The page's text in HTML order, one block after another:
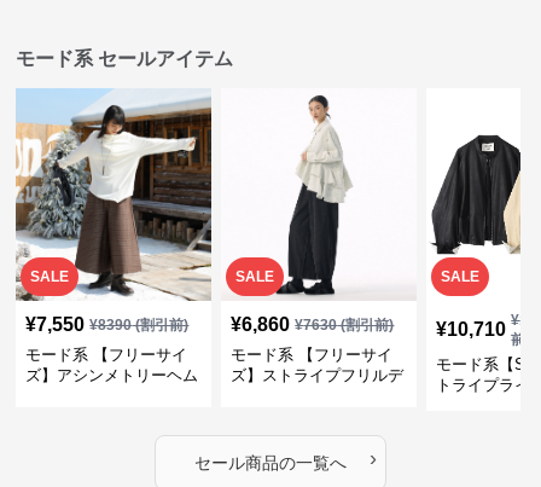
モード系 セールアイテム
SALE
¥7,550 ¥8390(割引前)
モード系 【フリーサイ
ズ】アシンメトリーヘム
SALE
¥6,860 ¥7630(割引前)
モード系 【フリーサイ
ズ】ストライプフリルデ
SALE
¥10,710 ¥
前)
モード系【S
トライプライ
セール商品の一覧へ ›